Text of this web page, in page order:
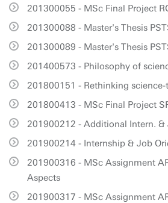
201300055 - MSc Final Project
201300088 - Master's Thesis
201300089 - Master's Thesis
201400573 - Philosophy of
201800151 - Rethinking
201800413 - MSc Final Project
201900212 - Additional Intern. &
201900214 - Internship & Job
201900316 - MSc Assignment
Aspects
201900317 - MSc Assignment